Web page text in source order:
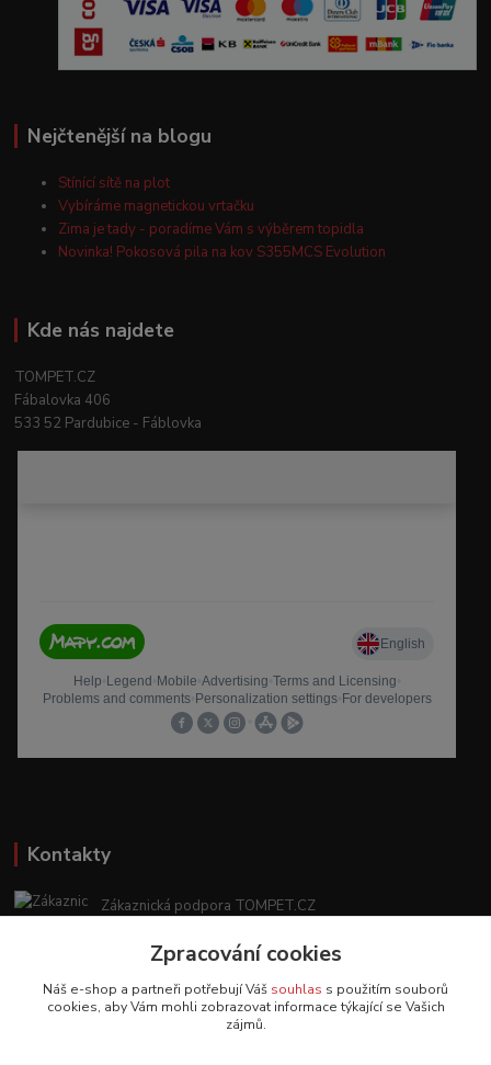
Nejčtenější na blogu
Stínící sítě na plot
Vybíráme magnetickou vrtačku
Zima je tady - poradíme Vám s výběrem topidla
Novinka! Pokosová pila na kov S355MCS Evolution
Kde nás najdete
TOMPET.CZ
Fábalovka 406
533 52 Pardubice - Fáblovka
Kontakty
Zákaznická podpora TOMPET.CZ
(Po-Ne, 8-20 hod.)
obchod@tompet.cz
Zpracování cookies
Náš e-shop a partneři potřebují Váš souhlas s použitím souborů
cookies, aby Vám mohli zobrazovat informace týkající se Vašich
zájmů.